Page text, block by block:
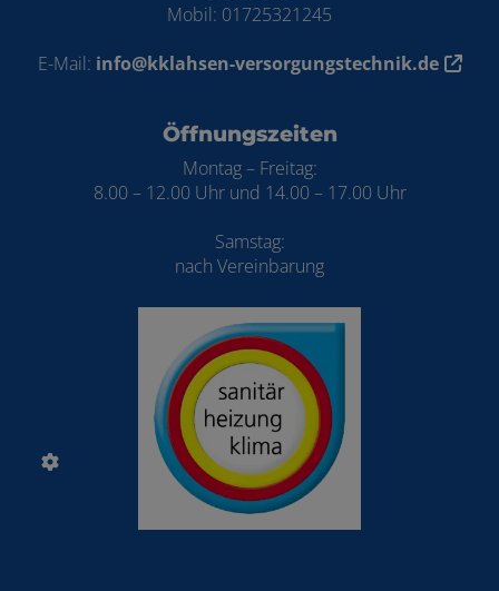
Mobil: 01725321245
E-Mail: info@kklahsen-versorgungstechnik.de
Öffnungszeiten
Montag – Freitag:
8.00 – 12.00 Uhr und 14.00 – 17.00 Uhr
Samstag:
nach Vereinbarung